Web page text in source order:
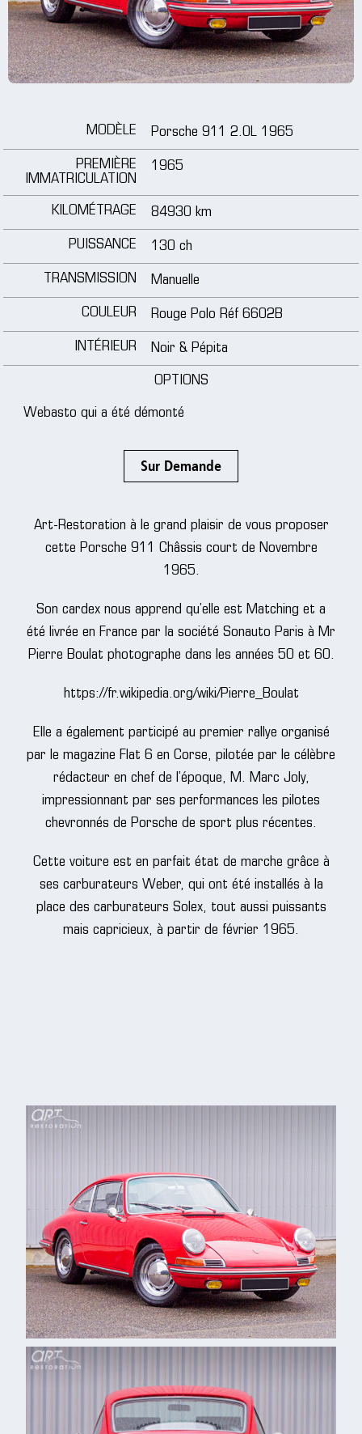
jantes
médias
MODÈLE Porsche 911 2.0L 1965
PREMIÈRE
IMMATRICULATION
1965
KILOMÉTRAGE 84930 km
PUISSANCE 130 ch
TRANSMISSION Manuelle
COULEUR Rouge Polo Réf 6602B
INTÉRIEUR Noir & Pépita
OPTIONS
Webasto qui a été démonté
Sur Demande
Art-Restoration à le grand plaisir de vous proposer
cette Porsche 911 Châssis court de Novembre
1965.
Son cardex nous apprend qu’elle est Matching et a
été livrée en France par la société Sonauto Paris à Mr
Pierre Boulat photographe dans les années 50 et 60.
https://fr.wikipedia.org/wiki/Pierre_Boulat
Elle a également participé au premier rallye organisé
par le magazine Flat 6 en Corse, pilotée par le célèbre
rédacteur en chef de l’époque, M. Marc Joly,
impressionnant par ses performances les pilotes
chevronnés de Porsche de sport plus récentes.
Cette voiture est en parfait état de marche grâce à
ses carburateurs Weber, qui ont été installés à la
place des carburateurs Solex, tout aussi puissants
mais capricieux, à partir de février 1965.